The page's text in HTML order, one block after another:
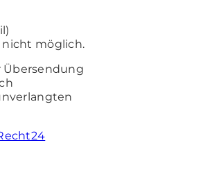
nicht möglich.